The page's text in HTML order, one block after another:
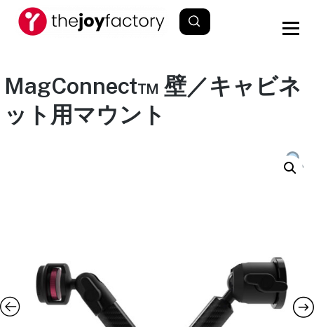
MagConnect™ 壁／キャビネ
ット用マウント